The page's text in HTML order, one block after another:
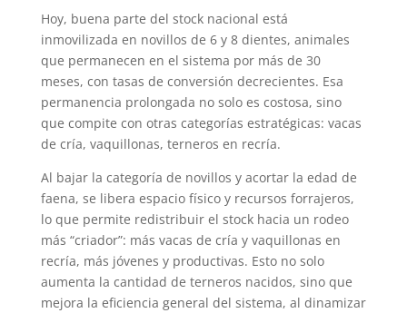
Hoy, buena parte del stock nacional está
inmovilizada en novillos de 6 y 8 dientes, animales
que permanecen en el sistema por más de 30
meses, con tasas de conversión decrecientes. Esa
permanencia prolongada no solo es costosa, sino
que compite con otras categorías estratégicas: vacas
de cría, vaquillonas, terneros en recría.
Al bajar la categoría de novillos y acortar la edad de
faena, se libera espacio físico y recursos forrajeros,
lo que permite redistribuir el stock hacia un rodeo
más “criador”: más vacas de cría y vaquillonas en
recría, más jóvenes y productivas. Esto no solo
aumenta la cantidad de terneros nacidos, sino que
mejora la eficiencia general del sistema, al dinamizar